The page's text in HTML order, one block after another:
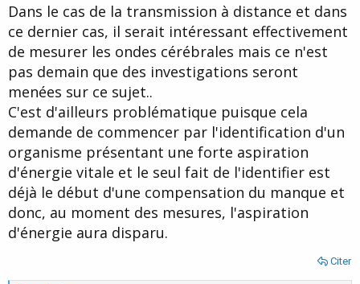
Dans le cas de la transmission à distance et dans
ce dernier cas, il serait intéressant effectivement
de mesurer les ondes cérébrales mais ce n'est
pas demain que des investigations seront
menées sur ce sujet..
C'est d'ailleurs problématique puisque cela
demande de commencer par l'identification d'un
organisme présentant une forte aspiration
d'énergie vitale et le seul fait de l'identifier est
déjà le début d'une compensation du manque et
donc, au moment des mesures, l'aspiration
d'énergie aura disparu.
Citer